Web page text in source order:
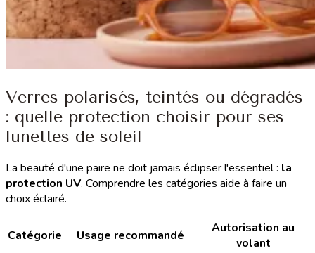
Verres polarisés, teintés ou dégradés
: quelle protection choisir pour ses
lunettes de soleil
La beauté d'une paire ne doit jamais éclipser l'essentiel : la
protection UV. Comprendre les catégories aide à faire un
choix éclairé.
Catégorie Usage recommandé
Autorisation au
volant